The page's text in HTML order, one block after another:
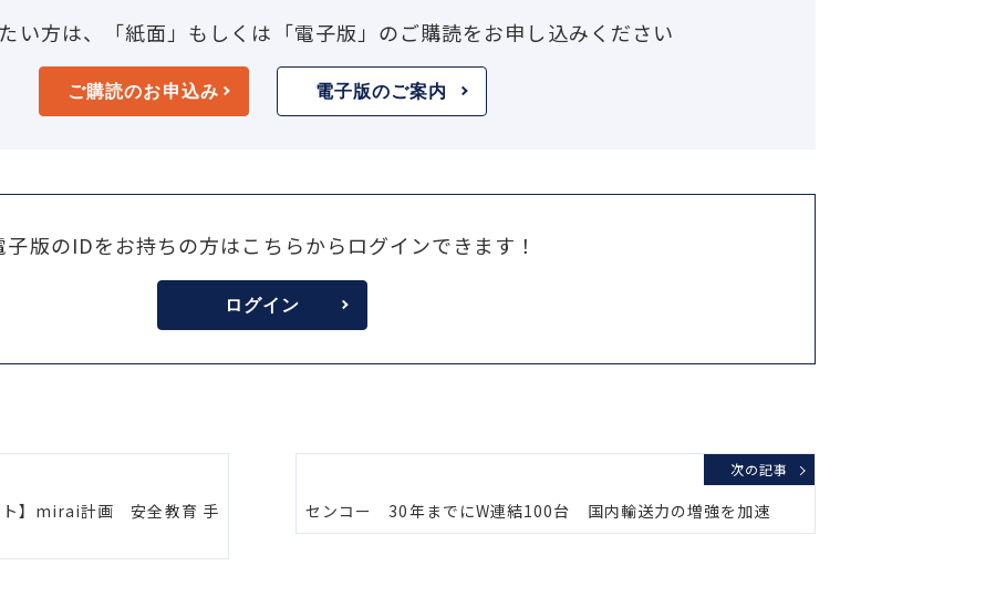
い方は、「紙面」もしくは「電子版」のご購読をお申し込みください
ご購読のお申込み 電子版のご案内
子版のIDをお持ちの方はこちらからログインできます！
ログイン
ト】mirai計画 安全教育 手
次の記事
センコー 30年までにW連結100台 国内輸送力の増強を加速